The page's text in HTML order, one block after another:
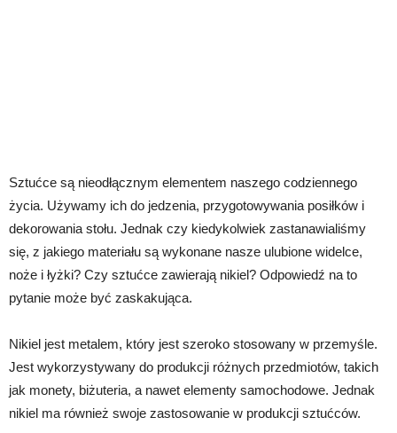
Sztućce są nieodłącznym elementem naszego codziennego
życia. Używamy ich do jedzenia, przygotowywania posiłków i
dekorowania stołu. Jednak czy kiedykolwiek zastanawialiśmy
się, z jakiego materiału są wykonane nasze ulubione widelce,
noże i łyżki? Czy sztućce zawierają nikiel? Odpowiedź na to
pytanie może być zaskakująca.
Nikiel jest metalem, który jest szeroko stosowany w przemyśle.
Jest wykorzystywany do produkcji różnych przedmiotów, takich
jak monety, biżuteria, a nawet elementy samochodowe. Jednak
nikiel ma również swoje zastosowanie w produkcji sztućców.